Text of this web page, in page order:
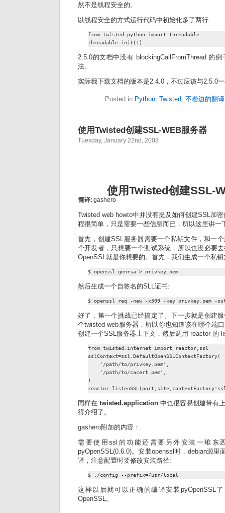
然不是线程安全的。
以线程安全的方式运行代码中初始化多了两行:
from twisted.python import threadable
threadable.init(1)
2.5.0的文档中没有 blockingCallFromThread 的
法。
实际我下载文档的版本是2.4.0，不过应该与2.5.0
Posted in Python, Twisted, 不着边的翻译
使用Twisted创建SSL-WEB服务器
Tuesday, January 22nd, 2008
使用Twisted创建SSL-
翻译: gashero
Twisted web howto中并没有提及如何创建SSL加
程很简单，只是需要一些信息而已，所以这里讲一
首先，创建SSL服务器需要一个私钥文件，和一
个开发者，只想要一个测试系统，所以也没必要
OpenSSL就是你想要的。首先，我们生成一个私
$ openssl genrsa > privkey.pem
然后生成一个自签名的SLL证书:
$ openssl req -new -x509 -key privkey.pem -
好了，第一个挑战已经搞定了。下一步就是创建
个twisted web服务器，所以你也知道该在哪个端
创建一个SSL服务器上下文，然后调用 reactor 的
from twisted.internet import reactor,ssl
sslContext=ssl.DefaultOpenSSLContextFactory(
    '/path/to/privkey.pem',
    '/path/to/cacert.pem',
)
同样在 twisted.application 中也很容易创建带有
得介绍了。
gashero附加的内容：
需要使用ssl的功能还需要另外安装一堆东
pyOpenSSL(0.6.0)。安装openssl时，debian源里
译，注意配置时要修改安装路径:
$ ./config --prefix=/usr/local
这样以后就可以正确的编译安装pyOpenSSL
OpenSSL。